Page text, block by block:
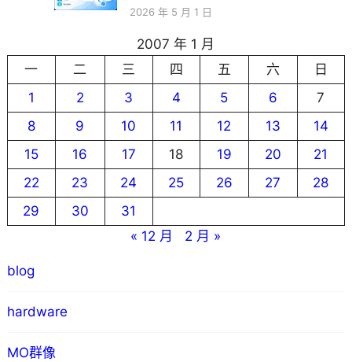
2026 年 5 月 1 日
2007 年 1 月
一
二 三 四 五 六
日
1
2 3 4 5 6
7
8
9 10 11 12 13
14
15
16 17 18 19 20
21
22
23 24 25 26 27
28
29
30
31
« 12 月
2 月 »
blog
hardware
MO群像